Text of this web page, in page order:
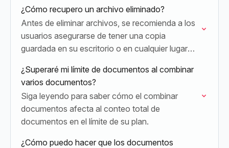
¿Cómo recupero un archivo eliminado?
Antes de eliminar archivos, se recomienda a los
usuarios asegurarse de tener una copia
guardada en su escritorio o en cualquier lugar
¿Superaré mi límite de documentos al combinar
varios documentos?
Siga leyendo para saber cómo el combinar
documentos afecta al conteo total de
documentos en el límite de su plan.
¿Cómo puedo hacer que los documentos